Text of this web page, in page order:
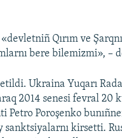
Qırım ve
bere bilemizmi», –
Ukraina Yuqarı
2014 senesi fevral 20
Poroşenko
kirsetti.